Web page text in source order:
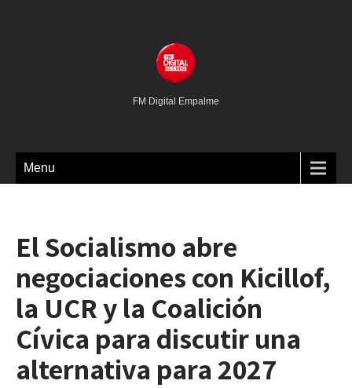
FM Digital Empalme
Menu
El Socialismo abre
negociaciones con Kicillof,
la UCR y la Coalición
Cívica para discutir una
alternativa para 2027